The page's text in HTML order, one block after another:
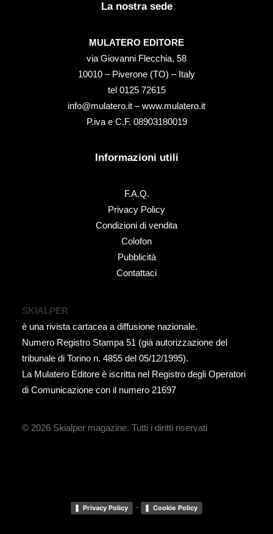
La nostra sede
MULATERO EDITORE
via Giovanni Flecchia, 58
10010 – Piverone (TO) – Italy
tel ‭0125 72615‬
info@mulatero.it –www.mulatero.it
P.iva e C.F. 08903180019
Informazioni utili
F.A.Q.
Privacy Policy
Condizioni di vendita
Colofon
Pubblicità
Contattaci
SKIALPER
è una rivista cartacea a diffusione nazionale.
Numero Registro Stampa 51 (già autorizzazione del
tribunale di Torino n. 4855 del 05/12/1995).
La Mulatero Editore è iscritta nel Registro degli Operatori
di Comunicazione con il numero 21697
© 2026 Skialper magazine. Tutti i diritti riservati
Privacy Policy - Cookie Policy